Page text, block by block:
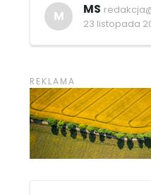
M MS
23 listopada